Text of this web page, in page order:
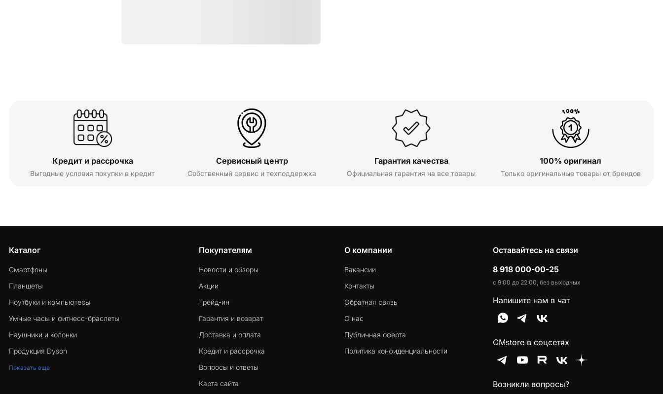
Кредит и рассрочка
Выгодные условия покупки в кредит
Сервисный центр
Собственный сервис и техподдержка
Гарантия качества
Официальная гарантия на все товары
100% оригинал
Только оригинальные товары от брендов
Каталог
Смартфоны
Планшеты
Ноутбуки и компьютеры
Умные часы и фитнесс-браслеты
Наушники и колонки
Продукция Dyson
Показать еще
Покупателям
Новости и обзоры
Акции
Трейд-ин
Гарантия и возврат
Доставка и оплата
Кредит и рассрочка
Вопросы и ответы
Карта сайта
О компании
Вакансии
Контакты
Обратная связь
О нас
Публичная оферта
Политика конфиденциальности
Оставайтесь на связи
8 918 000-00-25
с 9:00 до 22:00, без выходных
Напишите нам в чат
CMstore в соцсетях
Возникли вопросы?